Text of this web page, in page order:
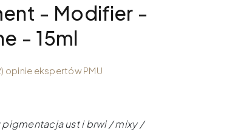
- Modifier -
- 15ml
opinie ekspertów PMU
ust i brwi / mixy /